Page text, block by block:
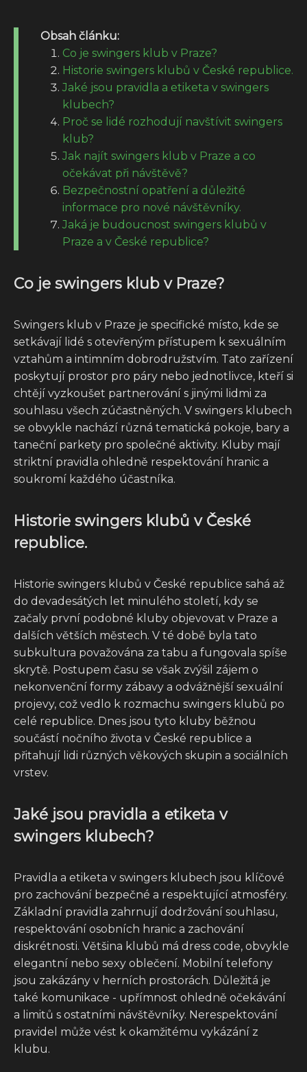
Obsah článku:
Co je swingers klub v Praze?
Historie swingers klubů v České republice.
Jaké jsou pravidla a etiketa v swingers
klubech?
Proč se lidé rozhodují navštívit swingers
klub?
Jak najít swingers klub v Praze a co
očekávat při návštěvě?
Bezpečnostní opatření a důležité
informace pro nové návštěvníky.
Jaká je budoucnost swingers klubů v
Praze a v České republice?
Co je swingers klub v Praze?
Swingers klub v Praze je specifické místo, kde se
setkávají lidé s otevřeným přístupem k sexuálním
vztahům a intimním dobrodružstvím. Tato zařízení
poskytují prostor pro páry nebo jednotlivce, kteří si
chtějí vyzkoušet partnerování s jinými lidmi za
souhlasu všech zúčastněných. V swingers klubech
se obvykle nachází různá tematická pokoje, bary a
taneční parkety pro společné aktivity. Kluby mají
striktní pravidla ohledně respektování hranic a
soukromí každého účastníka.
Historie swingers klubů v České
republice.
Historie swingers klubů v České republice sahá až
do devadesátých let minulého století, kdy se
začaly první podobné kluby objevovat v Praze a
dalších větších městech. V té době byla tato
subkultura považována za tabu a fungovala spíše
skrytě. Postupem času se však zvýšil zájem o
nekonvenční formy zábavy a odvážnější sexuální
projevy, což vedlo k rozmachu swingers klubů po
celé republice. Dnes jsou tyto kluby běžnou
součástí nočního života v České republice a
přitahují lidi různých věkových skupin a sociálních
vrstev.
Jaké jsou pravidla a etiketa v
swingers klubech?
Pravidla a etiketa v swingers klubech jsou klíčové
pro zachování bezpečné a respektující atmosféry.
Základní pravidla zahrnují dodržování souhlasu,
respektování osobních hranic a zachování
diskrétnosti. Většina klubů má dress code, obvykle
elegantní nebo sexy oblečení. Mobilní telefony
jsou zakázány v herních prostorách. Důležitá je
také komunikace - upřímnost ohledně očekávání
a limitů s ostatními návštěvníky. Nerespektování
pravidel může vést k okamžitému vykázání z
klubu.